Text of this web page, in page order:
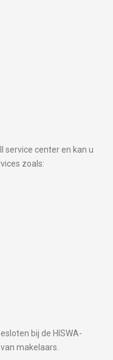
service center en kan u
zoals:
bij de HISWA-
makelaars.